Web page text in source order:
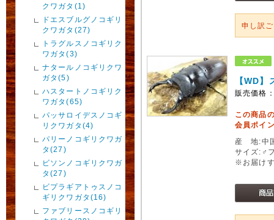
クワガタ(1)
ドエスブルグノコギリ
クワガタ(27)
トラグルスノコギリク
ワガタ(3)
ナタールノコギリクワ
ガタ(5)
ハスタートノコギリク
ワガタ(65)
パッサロイデスノコギ
リクワガタ(4)
パリーノコギリクワガ
タ(27)
ビソンノコギリクワガ
タ(27)
ビプラギアトゥスノコ
ギリクワガタ(16)
ファブリースノコギリ
申し訳
【WD
販売価格
この商品
会員ポイ
産 地:中
サイズ:♂
※お届け